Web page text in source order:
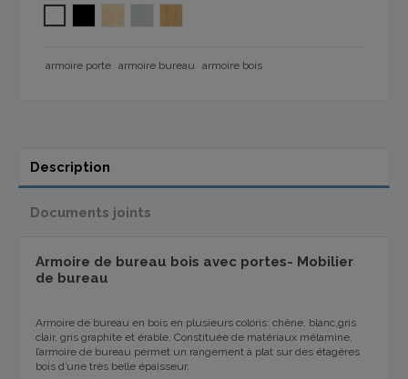
armoire porte armoire bureau armoire bois
Description
Documents joints
Armoire de bureau bois avec portes- Mobilier
de bureau
Armoire de bureau en bois en plusieurs coloris: chêne, blanc,gris
clair, gris graphite et érable Constituée de matériaux mélamine,
l’armoire de bureau permet un rangement à plat sur des étagères
bois d’une très belle épaisseur.